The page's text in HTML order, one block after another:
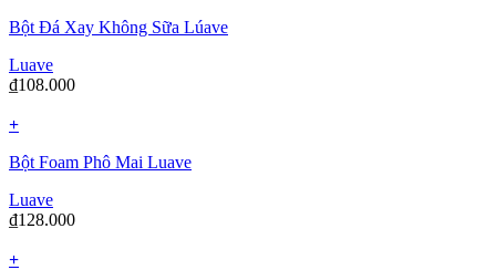
Bột Đá Xay Không Sữa Lúave
Luave
₫108.000
+
Bột Foam Phô Mai Luave
Luave
₫128.000
+